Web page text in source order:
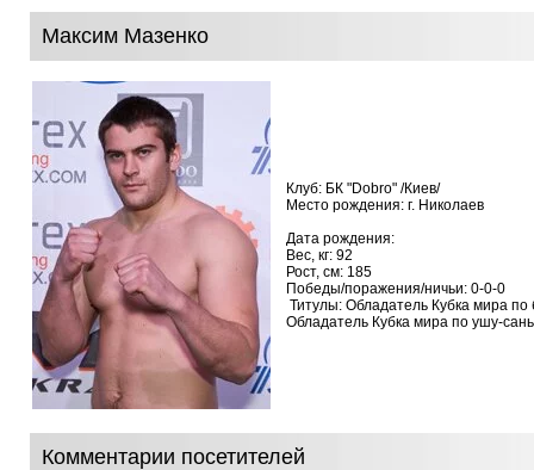
Максим Мазенко
Клуб: БК "Dobro" /Киев/
Место рождения: г. Николаев
Дата рождения:
Вес, кг: 92
Рост, см: 185
Победы/поражения/ничьи: 0-0-0
Титулы: Обладатель Кубка
Обладатель Кубка мира по ушу-
Комментарии посетителей